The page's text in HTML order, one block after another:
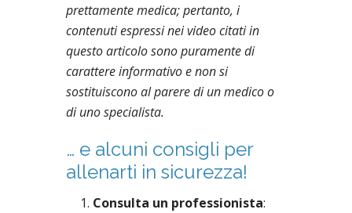
prettamente medica; pertanto, i
contenuti espressi nei video citati in
questo articolo sono puramente di
carattere informativo e non si
sostituiscono al parere di un medico o
di uno specialista.
… e alcuni consigli per
allenarti in sicurezza!
Consulta un professionista: